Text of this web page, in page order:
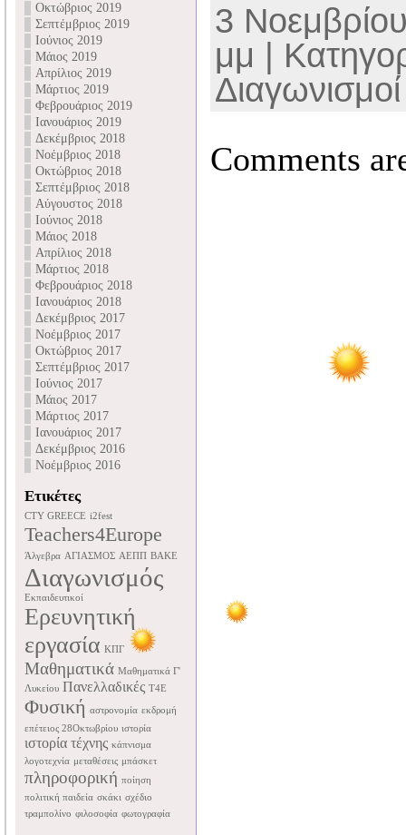
Οκτώβριος 2019
Σεπτέμβριος 2019
Ιούνιος 2019
Μάιος 2019
Απρίλιος 2019
Μάρτιος 2019
Φεβρουάριος 2019
Ιανουάριος 2019
Δεκέμβριος 2018
Νοέμβριος 2018
Οκτώβριος 2018
Σεπτέμβριος 2018
Αύγουστος 2018
Ιούνιος 2018
Μάιος 2018
Απρίλιος 2018
Μάρτιος 2018
Φεβρουάριος 2018
Ιανουάριος 2018
Δεκέμβριος 2017
Νοέμβριος 2017
Οκτώβριος 2017
Σεπτέμβριος 2017
Ιούνιος 2017
Μάιος 2017
Μάρτιος 2017
Ιανουάριος 2017
Δεκέμβριος 2016
Νοέμβριος 2016
Ετικέτες
CTY GREECE i2fest
Teachers4Europe
Άλγεβρα ΑΓΙΑΣΜΟΣ ΑΕΠΠ ΒΑΚΕ
Διαγωνισμός
Εκπαιδευτικοί
Ερευνητική
εργασία ΚΠΓ
Μαθηματικά Μαθηματικά Γ'
Λυκείου Πανελλαδικές Τ4Ε
Φυσική αστρονομία εκδρομή
επέτειος 28Οκτωβρίου ιστορία
ιστορία τέχνης κάπνισμα
λογοτεχνία μεταθέσεις μπάσκετ
πληροφορική ποίηση
πολιτική παιδεία σκάκι σχέδιο
τραμπολίνο φιλοσοφία φωτογραφία
3
μμ |
Διαγωνισμοί
Comments